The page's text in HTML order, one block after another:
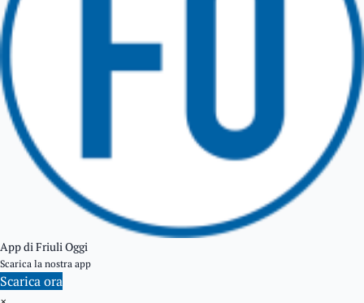
App di Friuli Oggi
Scarica la nostra app
Scarica ora